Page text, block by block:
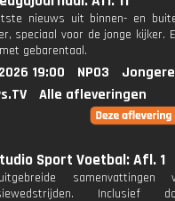
nieuws uit binnen- en
speciaal voor de jonge kijker.
gebarentaal.
19:00 NPO3
Alle afleveringen
Sport Voetbal: Afl. 1
samenvattingen
Inclusief